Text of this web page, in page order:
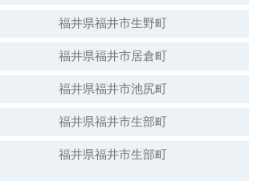
福井県福井市生野町
福井県福井市居倉町
福井県福井市池尻町
福井県福井市生部町
福井県福井市生部町